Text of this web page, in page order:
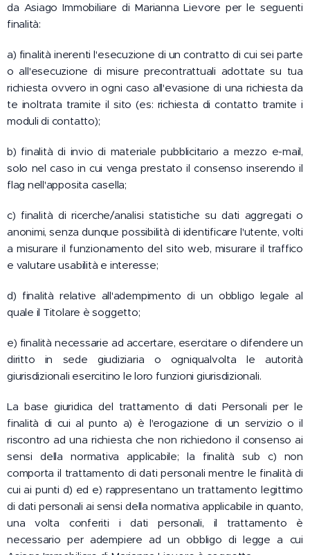
da Asiago Immobiliare di Marianna Lievore per le seguenti
finalità:
a) finalità inerenti l'esecuzione di un contratto di cui sei parte
o all'esecuzione di misure precontrattuali adottate su tua
richiesta ovvero in ogni caso all'evasione di una richiesta da
te inoltrata tramite il sito (es: richiesta di contatto tramite i
moduli di contatto);
b) finalità di invio di materiale pubblicitario a mezzo e-mail,
solo nel caso in cui venga prestato il consenso inserendo il
flag nell'apposita casella;
c) finalità di ricerche/analisi statistiche su dati aggregati o
anonimi, senza dunque possibilità di identificare l'utente, volti
a misurare il funzionamento del sito web, misurare il traffico
e valutare usabilità e interesse;
d) finalità relative all'adempimento di un obbligo legale al
quale il Titolare è soggetto;
e) finalità necessarie ad accertare, esercitare o difendere un
diritto in sede giudiziaria o ogniqualvolta le autorità
giurisdizionali esercitino le loro funzioni giurisdizionali.
La base giuridica del trattamento di dati Personali per le
finalità di cui al punto a) è l'erogazione di un servizio o il
riscontro ad una richiesta che non richiedono il consenso ai
sensi della normativa applicabile; la finalità sub c) non
comporta il trattamento di dati personali mentre le finalità di
cui ai punti d) ed e) rappresentano un trattamento legittimo
di dati personali ai sensi della normativa applicabile in quanto,
una volta conferiti i dati personali, il trattamento è
necessario per adempiere ad un obbligo di legge a cui